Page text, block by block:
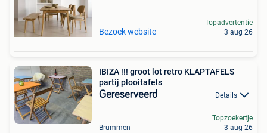
Bezoek website
Topadvertentie
3 aug 26
IBIZA !!! groot lot retro KLAPTAFELS
partij plooitafels
Gereserveerd Details
Brummen
Topzoekertje
3 aug 26